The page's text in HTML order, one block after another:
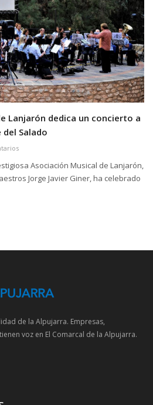
Lanjarón dedica un concierto a
Salado
Asociación Musical de Lanjarón,
Jorge Javier Giner, ha celebrado
de la Alpujarra. Empresas,
voz en El Comarcal de la Alpujarra.